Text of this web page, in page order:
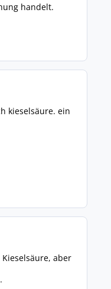
handelt.
kieselsäure. ein
aber